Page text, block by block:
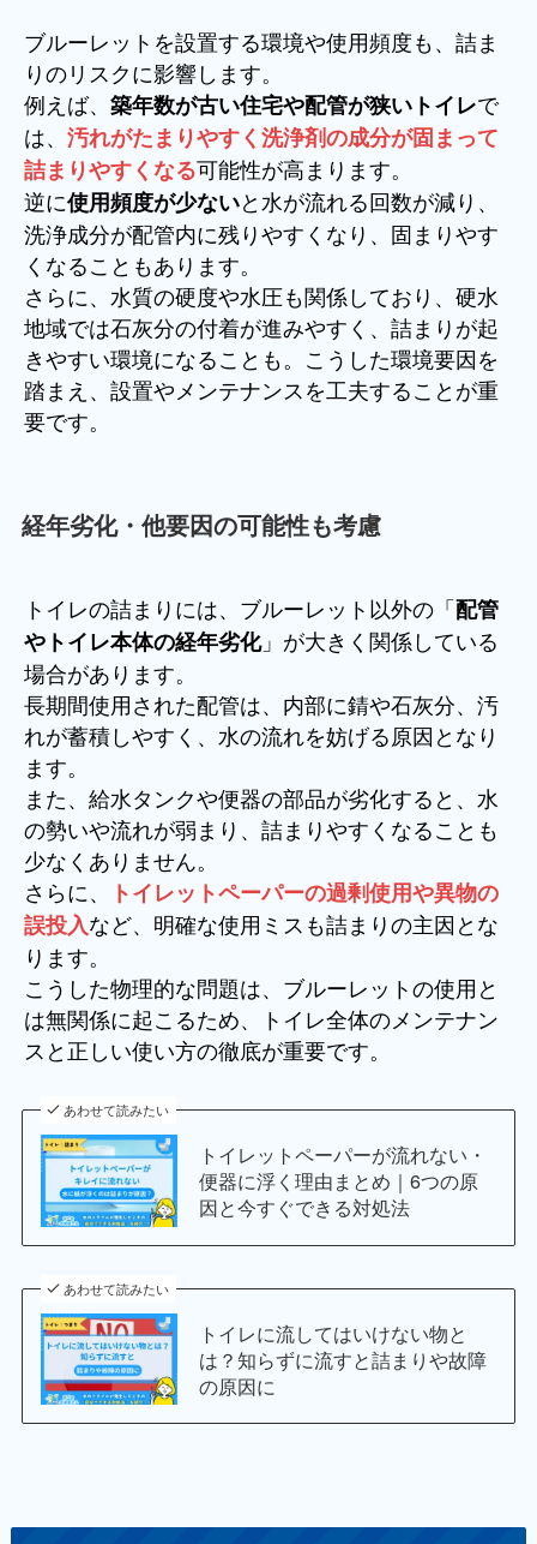
ブルーレットを設置する環境や使用頻度も、詰ま
りのリスクに影響します。
例えば、 築年数が古い住宅や配管が狭いトイレで
は、 汚れがたまりやすく洗浄剤の成分が固まって
詰まりやすくなる可能性が高まります。
逆に使用頻度が少ないと水が流れる回数が減り、
洗浄成分が配管内に残りやすくなり、固まりやす
くなることもあります。
さらに、水質の硬度や水圧も関係しており、硬水
地域では石灰分の付着が進みやすく、詰まりが起
きやすい環境になることも。こうした環境要因を
踏まえ、設置やメンテナンスを工夫することが重
要です。
経年劣化・他要因の可能性も考慮
トイレの詰まりには、ブルーレット以外の「配管
やトイレ本体の経年劣化」が大きく関係している
場合があります。
長期間使用された配管は、内部に錆や石灰分、汚
れが蓄積しやすく、水の流れを妨げる原因となり
ます。
また、給水タンクや便器の部品が劣化すると、水
の勢いや流れが弱まり、詰まりやすくなることも
少なくありません。
さらに、
トイレットペーパーの過剰使用や異物の
誤投入など、明確な使用ミスも詰まりの主因とな
ります。
こうした物理的な問題は、ブルーレットの使用と
は無関係に起こるため、トイレ全体のメンテナン
スと正しい使い方の徹底が重要です。
あわせて読みたい
トイレットペーパーが流れない・
便器に浮く理由まとめ｜6つの原
因と今すぐできる対処法
あわせて読みたい
トイレに流してはいけない物と
は？知らずに流すと詰まりや故障
の原因に